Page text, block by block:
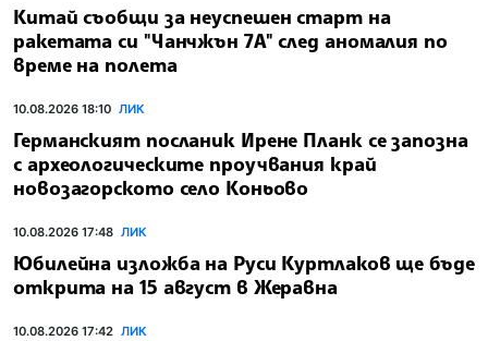
Китай съобщи за неуспешен старт на
ракетата си "Чанчжън 7A" след аномалия по
време на полета
10.08.2026 18:10 ЛИК
Германският посланик Ирене Планк се запозна
с археологическите проучвания край
новозагорското село Коньово
10.08.2026 17:48 ЛИК
Юбилейна изложба на Руси Куртлаков ще бъде
открита на 15 август в Жеравна
10.08.2026 17:42 ЛИК